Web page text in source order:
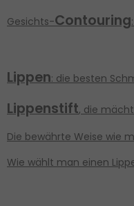
Gesichts-Contouring
Lippen: die besten
Lippenstift, die
Die bewährte Weise wie
Wie wählt man einen